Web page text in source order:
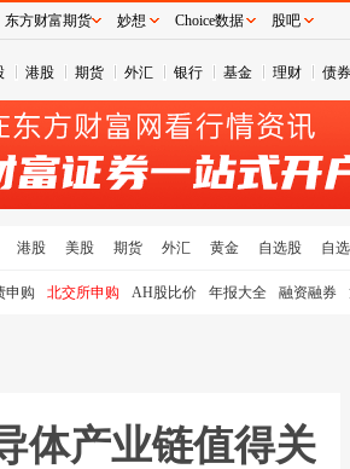
港股 期货 外汇 银行 基金 理财 债券
港股 美股 期货 外汇 黄金 自选股 自
申购 北交所申购 AH股比价 年报大全 融资融券
体产业链值得关
东方财富期货 妙想 Choice数据 股吧